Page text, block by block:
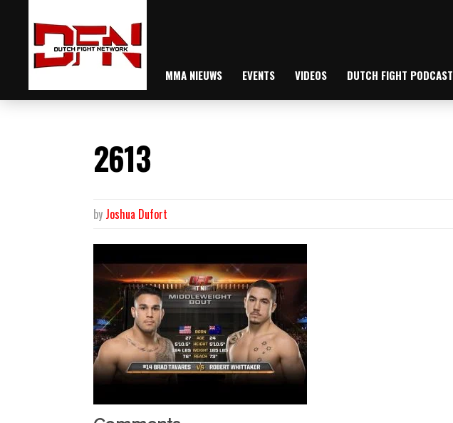
MMA NIEUWS EVENTS VIDEOS DUTCH FIGHT PODCAST
2613
by Joshua Dufort